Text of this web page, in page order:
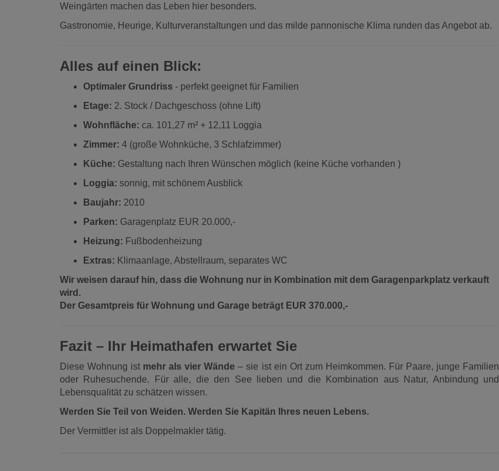
Weingärten machen das Leben hier besonders.
Gastronomie, Heurige, Kulturveranstaltungen und das milde pannonische Klima runden das Angebot ab.
Alles auf einen Blick:
Optimaler Grundriss - perfekt geeignet für Familien
Etage: 2. Stock / Dachgeschoss (ohne Lift)
Wohnfläche: ca. 101,27 m² + 12,11 Loggia
Zimmer: 4 (große Wohnküche, 3 Schlafzimmer)
Küche: Gestaltung nach Ihren Wünschen möglich (keine Küche vorhanden )
Loggia: sonnig, mit schönem Ausblick
Baujahr: 2010
Parken: Garagenplatz EUR 20.000,-
Heizung: Fußbodenheizung
Extras: Klimaanlage, Abstellraum, separates WC
Wir weisen darauf hin, dass die Wohnung nur in Kombination mit dem Garagenparkplatz verkauft
wird.
Der Gesamtpreis für Wohnung und Garage beträgt EUR 370.000,-
Fazit – Ihr Heimathafen erwartet Sie
Diese Wohnung ist mehr als vier Wände – sie ist ein Ort zum Heimkommen. Für Paare, junge Familien
oder Ruhesuchende. Für alle, die den See lieben und die Kombination aus Natur, Anbindung und
Lebensqualität zu schätzen wissen.
Werden Sie Teil von Weiden. Werden Sie Kapitän Ihres neuen Lebens.
Der Vermittler ist als Doppelmakler tätig.